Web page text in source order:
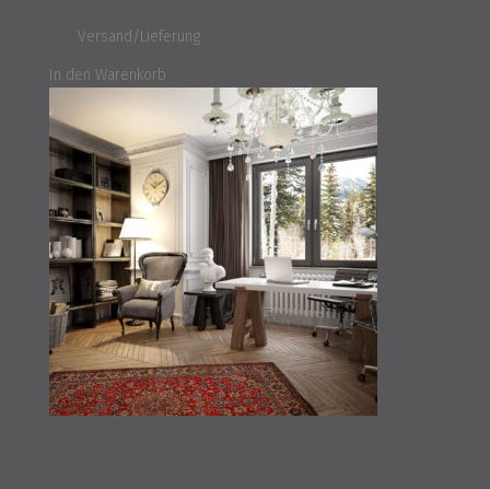
Versand/Lieferung
In den Warenkorb